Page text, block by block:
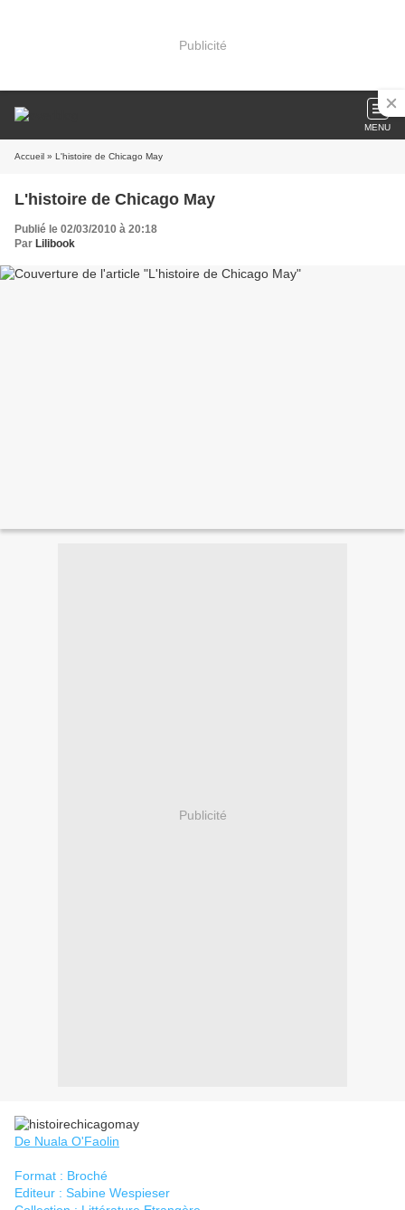
Publicité
MENU
Accueil » L'histoire de Chicago May
L'histoire de Chicago May
Publié le 02/03/2010 à 20:18
Par Lilibook
Publicité
De Nuala O'Faolin
Format : Broché
Editeur : Sabine Wespieser